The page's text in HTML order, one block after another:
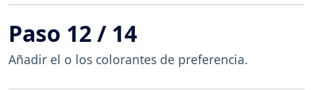
Paso 12 / 14
Añadir el o los colorantes de preferencia.